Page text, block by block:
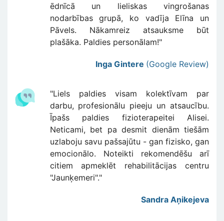
ēdnīcā un lieliskas vingrošanas
nodarbības grupā, ko vadīja Elīna un
Pāvels. Nākamreiz atsauksme būt
plašāka. Paldies personālam!"
Inga Gintere (Google Review)
"Liels paldies visam kolektīvam par
darbu, profesionālu pieeju un atsaucību.
Īpašs paldies fizioterapeitei Alisei.
Neticami, bet pa desmit dienām tiešām
uzlaboju savu pašsajūtu - gan fizisko, gan
emocionālo. Noteikti rekomendēšu arī
citiem apmeklēt rehabilitācijas centru
"Jaunķemeri"."
Sandra Aņikejeva